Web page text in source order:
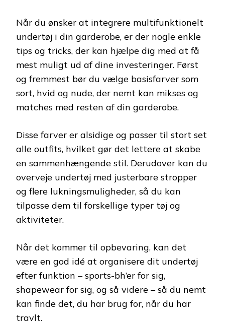
Når du ønsker at integrere multifunktionelt
undertøj i din garderobe, er der nogle enkle
tips og tricks, der kan hjælpe dig med at få
mest muligt ud af dine investeringer. Først
og fremmest bør du vælge basisfarver som
sort, hvid og nude, der nemt kan mikses og
matches med resten af din garderobe.
Disse farver er alsidige og passer til stort set
alle outfits, hvilket gør det lettere at skabe
en sammenhængende stil. Derudover kan du
overveje undertøj med justerbare stropper
og flere lukningsmuligheder, så du kan
tilpasse dem til forskellige typer tøj og
aktiviteter.
Når det kommer til opbevaring, kan det
være en god idé at organisere dit undertøj
efter funktion – sports-bh’er for sig,
shapewear for sig, og så videre – så du nemt
kan finde det, du har brug for, når du har
travlt.